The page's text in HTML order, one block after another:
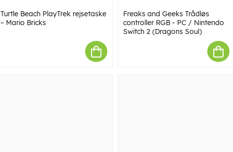
Turtle Beach PlayTrek rejsetaske
– Mario Bricks
Freaks and Geeks Trådløs
controller RGB - PC / Nintendo
Switch 2 (Dragons Soul)